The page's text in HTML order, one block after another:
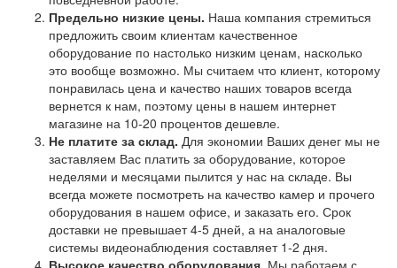
Предельно низкие цены. Наша компания стремиться
предложить своим клиентам качественное
оборудование по настолько низким ценам, насколько
это вообще возможно. Мы считаем что клиент, которому
понравилась цена и качество наших товаров всегда
вернется к нам, поэтому цены в нашем интернет
магазине на 10-20 процентов дешевле.
Не платите за склад. Для экономии Ваших денег мы не
заставляем Вас платить за оборудование, которое
неделями и месяцами пылится у нас на складе. Вы
всегда можете посмотреть на качество камер и прочего
оборудования в нашем офисе, и заказать его. Срок
доставки не превышает 4-5 дней, а на аналоговые
системы видеонаблюдения составляет 1-2 дня.